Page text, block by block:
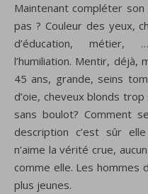
Maintenant compléter son
pas ? Couleur des yeux,
d’éducation, métier,
l’humiliation. Mentir,
45 ans, grande, seins
d’oie, cheveux blonds
sans boulot? Comment
description c’est sûr
n’aime la vérité crue,
comme elle. Les hommes
plus jeunes.